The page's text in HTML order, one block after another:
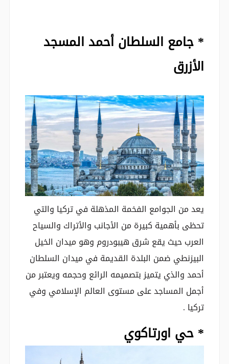
* جامع السلطان أحمد المسجد
الأزرق
يعد من الجوامع الفخمة المذهلة في تركيا والتي
تحظى بأهمية كبيرة من الأجانب والأتراك والسياح
العرب حيث يقع شرق هيبودروم وهو ميدان الخيل
البيزنطي ضمن البلدة القديمة في ميدان السلطان
أحمد والذي يتميز بتصميمه الرائع وحجمه ويعتبر من
أجمل المساجد على مستوى العالم الإسلامي وفي
تركيا .
* حي اورتاكوي